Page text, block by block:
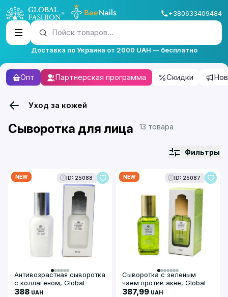
+380633409484
Пойск товаров...
Доставка по Украина от 2000 UAH — бесплатно
Опт Партнерская программа Скидки
Уход за кожей
Сыворотка для лица 13 товара
Фильтры
NEW ID: 25088
Антивозрастная сыворотка
с коллагеном, Global
Fashion, Collagen Anti-
388 UAH
NEW ID: 25087
Сыворотка с зеленым
чаем против акне, Global
Fashion, Green Tea Serum
387,99 UAH